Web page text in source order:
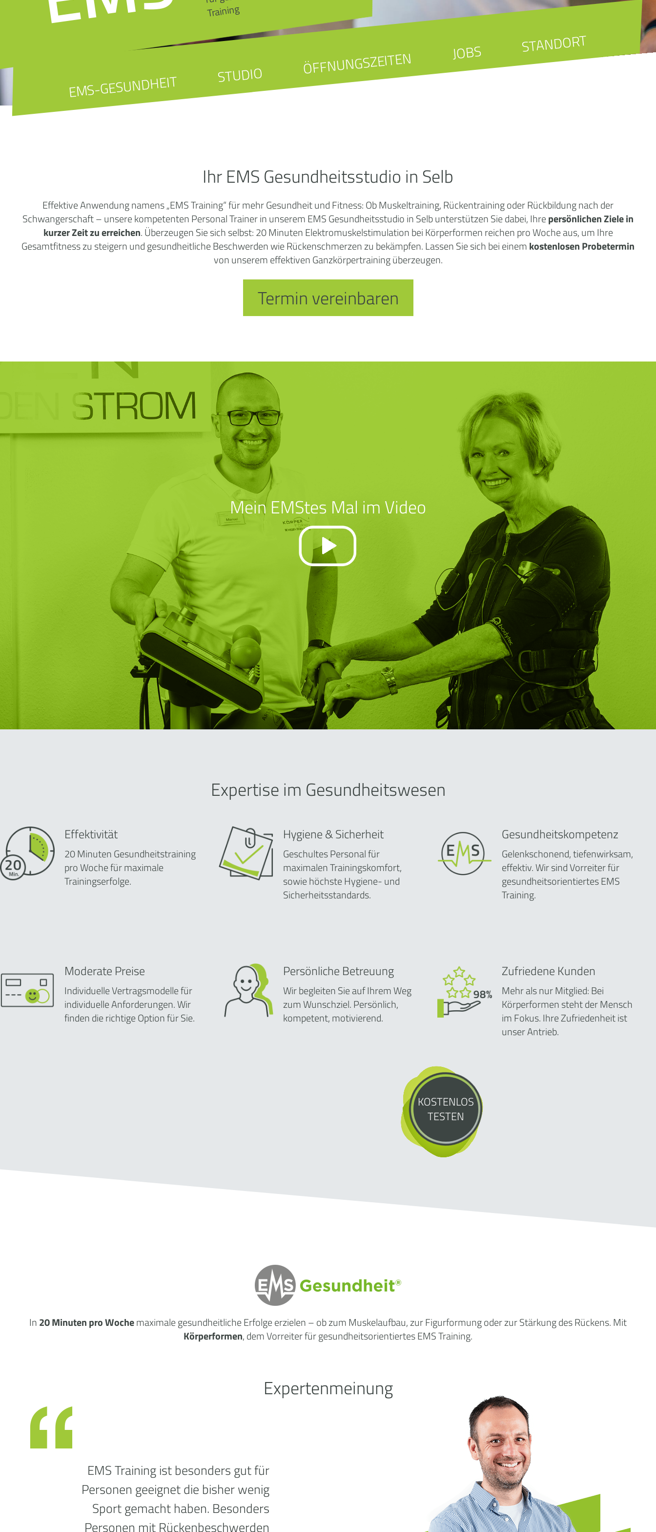
Training
EMS-GESUNDHEIT STUDIO ÖFFNUNGSZEITEN JOBS STANDORT
Ihr EMS Gesundheitsstudio in Selb
Effektive Anwendung namens „EMS Training“ für mehr Gesundheit und Fitness: Ob Muskeltraining, Rückentraining oder Rückbildung nach der
Schwangerschaft – unsere kompetenten Personal Trainer in unserem EMS Gesundheitsstudio in Selb unterstützen Sie dabei, Ihrepersönlichen Ziele in
kurzer Zeit zu erreichen. Überzeugen Sie sich selbst: 20 Minuten Elektromuskelstimulation bei Körperformen reichen pro Woche aus, um Ihre
Gesamtfitness zu steigern und gesundheitliche Beschwerden wie Rückenschmerzen zu bekämpfen. Lassen Sie sich bei einemkostenlosen Probetermin
von unserem effektiven Ganzkörpertraining überzeugen.
Termin vereinbaren
Mein EMStes Mal im Video
Expertise im Gesundheitswesen
Effektivität
20 Minuten Gesundheitstraining
pro Woche für maximale
Trainingserfolge.
Hygiene & Sicherheit
Geschultes Personal für
maximalen Trainingskomfort,
sowie höchste Hygiene- und
Sicherheitsstandards.
Gesundheitskompetenz
Gelenkschonend, tiefenwirksam,
effektiv. Wir sind Vorreiter für
gesundheitsorientiertes EMS
Training.
Moderate Preise
Individuelle Vertragsmodelle für
individuelle Anforderungen. Wir
finden die richtige Option für Sie.
Persönliche Betreuung
Wir begleiten Sie auf Ihrem Weg
zum Wunschziel. Persönlich,
kompetent, motivierend.
Zufriedene Kunden
Mehr als nur Mitglied: Bei
Körperformen steht der Mensch
im Fokus. Ihre Zufriedenheit ist
unser Antrieb.
KOSTENLOS
TESTEN
In20 Minuten pro WochemaximalegesundheitlicheErfolgeerzielen – ob zum Muskelaufbau, zur Figurformung oder zur Stärkung des Rückens. Mit
Körperformen, dem Vorreiter für gesundheitsorientiertes EMS Training.
EMS Training ist besonders gut für
Personen geeignet die bisher wenig
Sport gemacht haben. Besonders
Personen mit Rückenbeschwerden
Expertenmeinung